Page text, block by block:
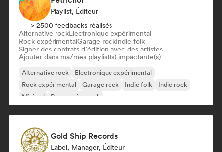
Playlist, Éditeur
> 2500 feedbacks réalisés
Alternative rockElectronique expérimental
Rock expérimentalGarage rockIndie folk
Signer des contrats d’édition avec des artistes
Ajouter dans ma/mes playlist(s) impactante(s)
Alternative rock
Electronique expérimental
Rock expérimental
Garage rock Indie folk
Indie rock
Minimal
Progressive rock
Gold Ship Records
Label, Manager, Éditeur